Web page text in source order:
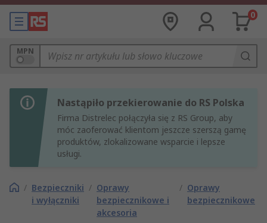
0
MPN
Nastąpiło przekierowanie do RS Polska
Firma Distrelec połączyła się z RS Group, aby
móc zaoferować klientom jeszcze szerszą gamę
produktów, zlokalizowane wsparcie i lepsze
usługi.
/ Bezpieczniki
i wyłączniki
/ Oprawy
bezpiecznikowe i
akcesoria
/ Oprawy
bezpiecznikowe